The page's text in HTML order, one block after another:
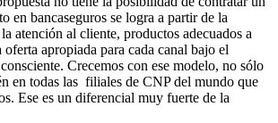
en bancaseguros se logra a partir de la
atención al cliente, productos adecuados a
oferta apropiada para cada canal bajo el
Crecemos con ese modelo, no sólo
en todas las filiales de CNP del mundo que
Ese es un diferencial muy fuerte de la